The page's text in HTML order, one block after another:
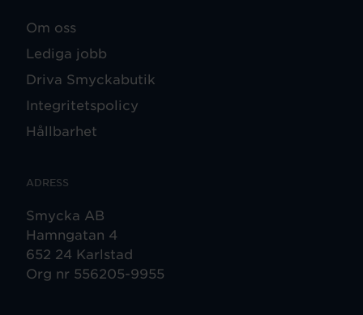
Om oss
Lediga jobb
Driva Smyckabutik
Integritetspolicy
Hållbarhet
ADRESS
Smycka AB
Hamngatan 4
652 24 Karlstad
Org nr 556205-9955